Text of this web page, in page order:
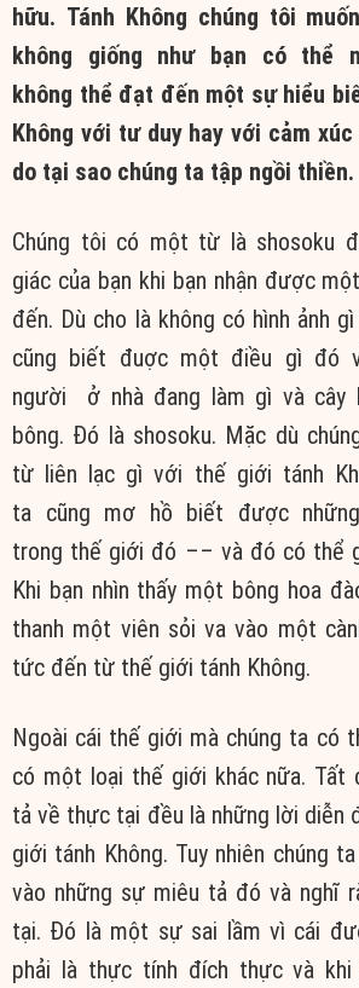
hữu. Tánh Không chúng tôi
không giống như bạn có thể
không thể đạt đến một sự hiểu
Không với tư duy hay với cảm
do tại sao chúng ta tập ngồi thiền.
Chúng tôi có một từ là shosoku
giác của bạn khi bạn nhận được
đến. Dù cho là không có hình ảnh
cũng biết đuợc một điều gì đó
người ở nhà đang làm gì và cây
bông. Đó là shosoku. Mặc dù
từ liên lạc gì với thế giới tánh
ta cũng mơ hồ biết được
trong thế giới đó –– và đó có thể
Khi bạn nhìn thấy một bông hoa
thanh một viên sỏi va vào một
tức đến từ thế giới tánh Không.
Ngoài cái thế giới mà chúng ta có
có một loại thế giới khác nữa. Tất
tả về thực tại đều là những lời diễn
giới tánh Không. Tuy nhiên chúng
vào những sự miêu tả đó và nghĩ
tại. Đó là một sự sai lầm vì cái
phải là thực tính đích thực và